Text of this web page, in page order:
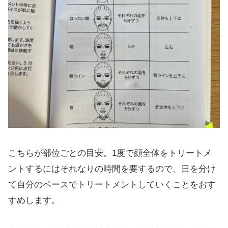
こちらが部位ごとの目安。1度で顔全体をトリートメ
ントするにはそれなりの時間を要するので、日を分け
て自分のペースでトリートメントしていくことをおす
すめします。